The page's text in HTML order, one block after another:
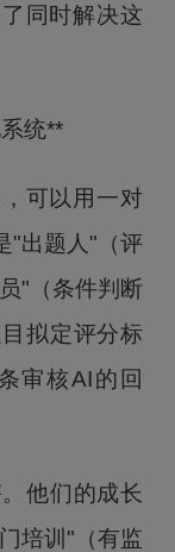
同时解决这
统**
可以用一对
"出题人"（评
"（条件判断
拟定评分标
审核AI的回
他们的成长
培训"（有监